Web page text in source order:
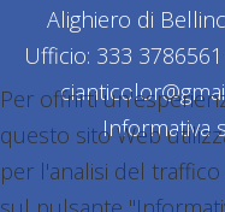
Alighiero di
Ufficio: 333
Informativa
Per offrirti
questo sito Web
per l'analisi del